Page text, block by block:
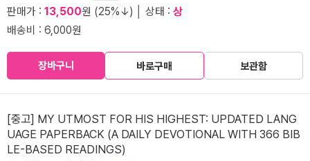
판매가 : 13,500원 (25%↓) │ 상태 : 상
배송비 : 6,000원
장바구니 바로구매 보관함
[중고] MY UTMOST FOR HIS HIGHEST: UPDATED LANG
UAGE PAPERBACK (A DAILY DEVOTIONAL WITH 366 BIB
LE-BASED READINGS)